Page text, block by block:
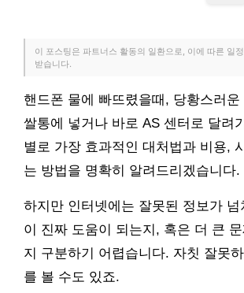
이 포스팅은 파트너스 활동의 일환으로, 이에 따른 일
받습니다.
핸드폰 물에 빠뜨렸을때, 당황스러운
쌀통에 넣거나 바로 AS 센터로 달려
별로 가장 효과적인 대처법과 비용,
는 방법을 명확히 알려드리겠습니다.
하지만 인터넷에는 잘못된 정보가 넘
이 진짜 도움이 되는지, 혹은 더 큰
지 구분하기 어렵습니다. 자칫 잘못
를 볼 수도 있죠.